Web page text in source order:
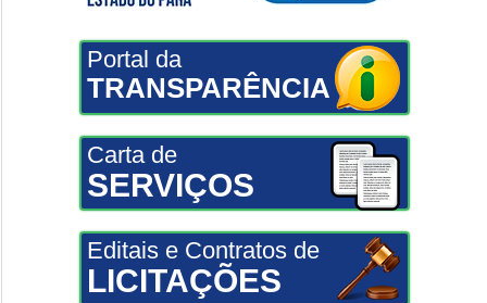
Portal da
TRANSPARÊNCIA
Carta de
SERVIÇOS
Editais e Contratos de
LICITAÇÕES